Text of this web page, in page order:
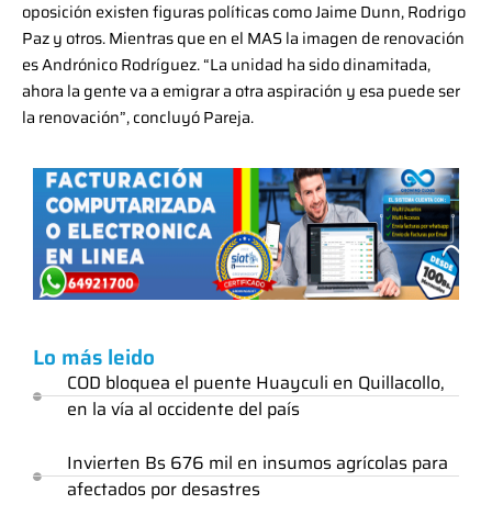
oposición existen figuras políticas como Jaime Dunn, Rodrigo
Paz y otros. Mientras que en el MAS la imagen de renovación
es Andrónico Rodríguez. “La unidad ha sido dinamitada,
ahora la gente va a emigrar a otra aspiración y esa puede ser
la renovación”, concluyó Pareja.
Lo más leido
COD bloquea el puente Huayculi en Quillacollo,
en la vía al occidente del país
Invierten Bs 676 mil en insumos agrícolas para
afectados por desastres